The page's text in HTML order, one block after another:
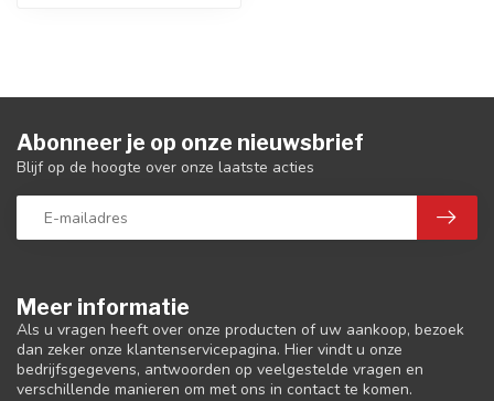
Meer informatie
Als u vragen heeft over onze producten of uw aankoop, bezoek
dan zeker onze klantenservicepagina. Hier vindt u onze
bedrijfsgegevens, antwoorden op veelgestelde vragen en
verschillende manieren om met ons in contact te komen.
Abonneer je op onze nieuwsbrief
Blijf op de hoogte over onze laatste acties